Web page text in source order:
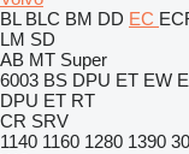
BL BLC BM DD EC
LM SD
AB MT Super
6003 BS DPU ET EW
DPU ET RT
CR SRV
1140 1160 1280 1390